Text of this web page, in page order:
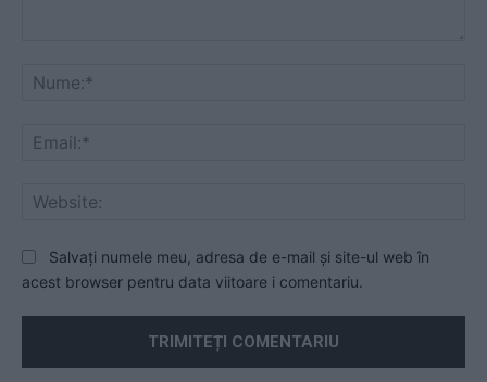
Salvați numele meu, adresa de e-mail și site-ul web în
acest browser pentru data viitoare i comentariu.